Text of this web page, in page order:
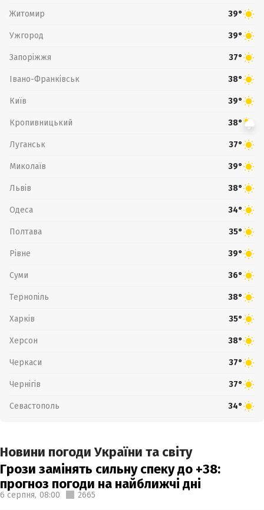
Житомир 39°
Ужгород 39°
Запоріжжя 37°
Івано-Франківськ 38°
Київ 39°
Кропивницький 38°
Луганськ 37°
Миколаїв 39°
Львів 38°
Одеса 34°
Полтава 35°
Рівне 39°
Суми 36°
Тернопіль 38°
Харків 35°
Херсон 38°
Черкаси 37°
Чернігів 37°
Севастополь 34°
Новини погоди України та світу
Грози замінять сильну спеку до +38:
прогноз погоди на найближчі дні
6 серпня, 08:00 2665